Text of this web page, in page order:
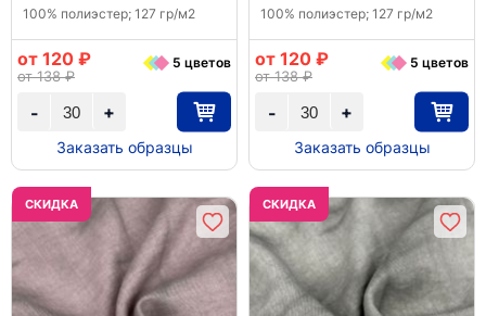
100% полиэстер; 127 гр/м2
+
-
от 120 ₽
от 138 ₽
5 цветов
Заказать образцы
100% полиэстер; 127 гр/м2
+
-
от 120 ₽
от 138 ₽
5 цветов
Заказать образцы
CКИДКА CКИДКА